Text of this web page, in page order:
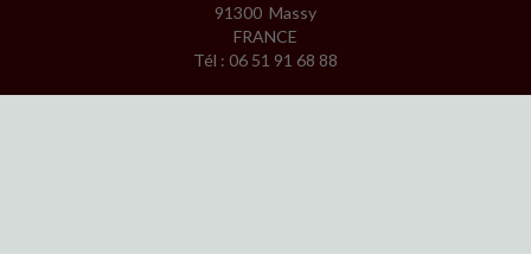
91300 Massy
FRANCE
Tél : 06 51 91 68 88